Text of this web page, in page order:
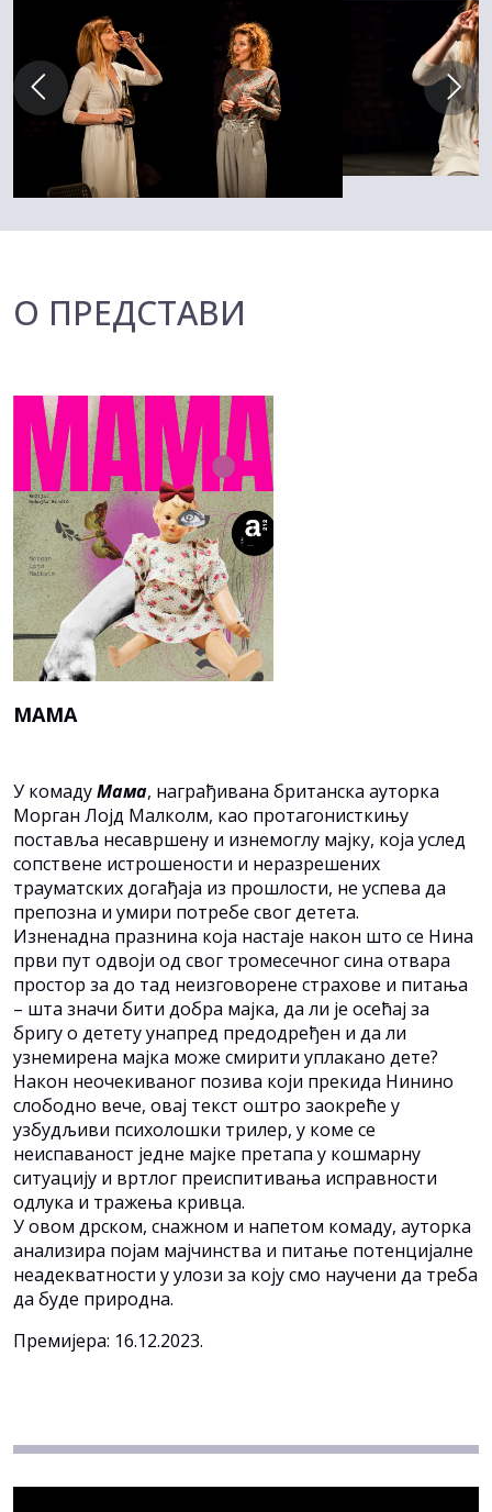
О ПРЕДСТАВИ
МАМА
У комадуМама, награђивана британска ауторка
Морган Лојд Малколм, као протагонисткињу
поставља несавршену и изнемоглу мајку, која услед
сопствене истрошености и неразрешених
трауматских догађаја из прошлости, не успева да
препозна и умири потребе свог детета.
Изненадна празнина која настаје након што се Нина
први пут одвоји од свог тромесечног сина отвара
простор за до тад неизговорене страхове и питања
– шта значи бити добра мајка, да ли је осећај за
бригу о детету унапред предодређен и да ли
узнемирена мајка може смирити уплакано дете?
Након неочекиваног позива који прекида Нинино
слободно вече, овај текст оштро заокреће у
узбудљиви психолошки трилер, у коме се
неиспаваност једне мајке претапа у кошмарну
ситуацију и вртлог преиспитивања исправности
одлука и тражења кривца.
У овом дрском, снажном и напетом комаду, ауторка
анализира појам мајчинства и питање потенцијалне
неадекватности у улози за коју смо научени да треба
да буде природна.
Премијера: 16.12.2023.